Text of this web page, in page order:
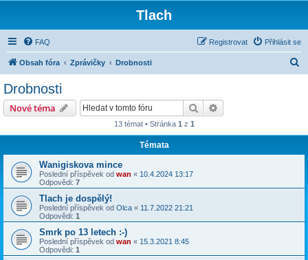
Tlach
FAQ Přihlásit se
Registrovat
Obsah fóra Zprávičky Drobnosti
Drobnosti
Nové téma Hledat
13 témat • Stránka 1 z 1
Témata
Wanigiskova mince
Poslední příspěvek od wan « 10.4.2024 13:17
Odpovědi: 7
Tlach je dospělý!
Poslední příspěvek od Olca « 11.7.2022 21:21
Odpovědi: 1
Smrk po 13 letech :-)
Poslední příspěvek od wan « 15.3.2021 8:45
Odpovědi: 1